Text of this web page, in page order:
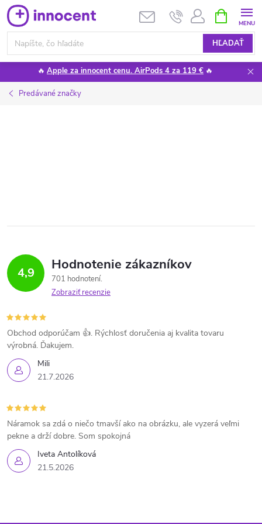
Prejsť
na
obsah
HĽADAŤ
KOŠÍK
🔥 Apple za innocent cenu. AirPods 4 za 119 € 🔥
Predávané značky
4,9 Hodnotenie zákazníkov
701 hodnotení
Zobraziť recenzie
Mili
21.7.2026
Obchod odporúčam 👍. Rýchlosť doručenia aj kvalita tovaru
výrobná. Ďakujem.
Iveta Antolíková
21.5.2026
Náramok sa zdá o niečo tmavší ako na obrázku, ale vyzerá veľmi
pekne a drží dobre. Som spokojná